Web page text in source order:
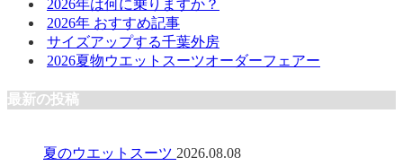
2026年は何に乗りますか？
2026年 おすすめ記事
サイズアップする千葉外房
2026夏物ウエットスーツオーダーフェアー
最新の投稿
夏のウエットスーツ 2026.08.08